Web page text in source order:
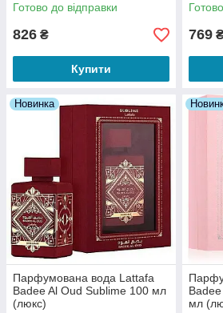
Готово до відправки
826 ₴
Купити
769
Новинка
Парфумована вода Lattafa
Badee Al Oud Sublime 100 мл
(люкс)
мл